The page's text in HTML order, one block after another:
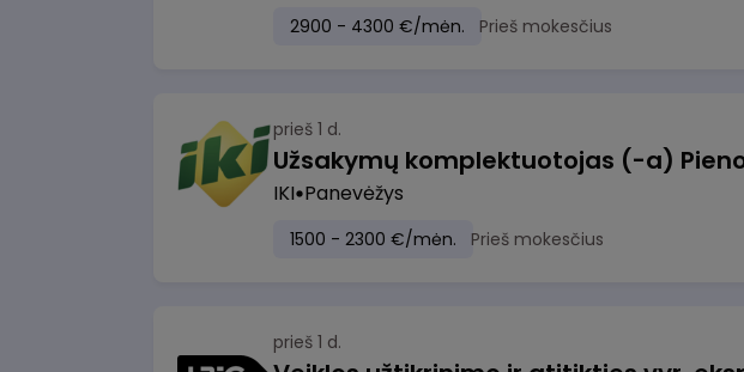
2900 - 4300 €/mėn. Prieš mokesčius
prieš 1 d.
IKI Panevėžys
1500 - 2300 €/mėn. Prieš mokesčius
prieš 1 d.